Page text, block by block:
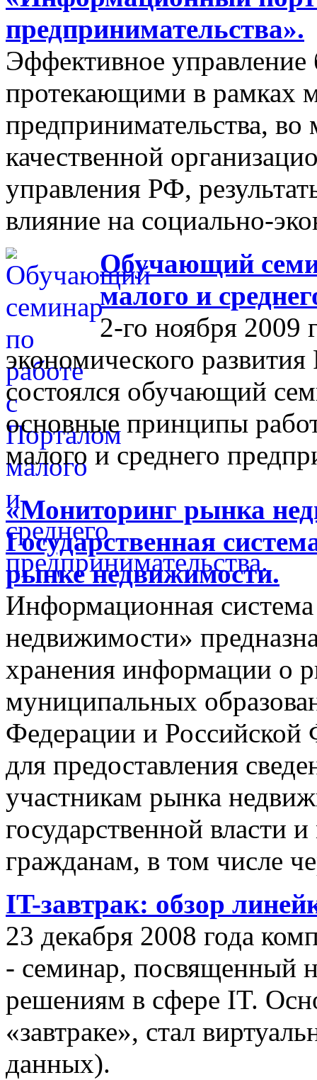
предпринимательства».
Эффективное управление
протекающими в рамках
предпринимательства,
качественной
управления РФ,
влияние на социально-
Обучающий
малого и
2-го ноября 2009
экономического
состоялся обучающий
основные принципы
малого и среднего
«Мониторинг рынка
Государственная
рынке недвижимости.
Информационная
недвижимости»
хранения информации о
муниципальных
Федерации и Российской
для предоставления
участникам рынка
государственной власти
гражданам, в том числе
IT-завтрак: обзор
23 декабря 2008 года
- семинар, посвященный
решениям в сфере IT.
«завтраке», стал
данных).